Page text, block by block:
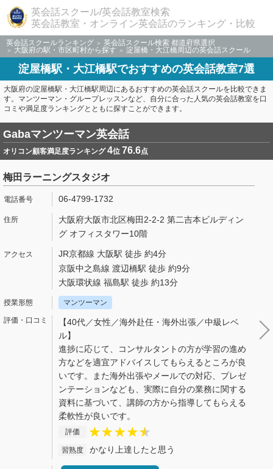
英会話スクール/英会話教室検索
英会話教室・オンライン英会話のランキング・比較
英会話スクールランキング
英会話スクール検索 都道府県選択
大阪府の駅・市区町村から探す
淀屋橋・大江橋周辺の英会話スクール
淀屋橋駅・大江橋駅でおすすめの英会話教室7選
大阪府の淀屋橋駅・大江橋駅周辺にあるおすすめの英会話スクールを比較できま
す。マンツーマン・グループレッスンなど、自分に合った人気の英会話教室を口
コミや満足度ランキングとともに探すことができます。
Gabaマンツーマン英会話
オリコン顧客満足度ランキング4位 76.6点
梅田ラーニングスタジオ
06-4799-1732
大阪府大阪市北区梅田2-2-2 第二吉本ビルディン
グ オフィスタワー10階
JR京都線 大阪駅 徒歩 約4分
京阪中之島線 渡辺橋駅 徒歩 約9分
大阪環状線 福島駅 徒歩 約13分
マンツーマン
【40代／女性／海外赴任・海外出張／中級レベ
ル】
進捗に応じて、コンサルタントの方が学習の進め
方などを適宜アドバイスしてもらえるところが良
いです。また海外出張やメールでの対応、プレゼ
ンテーションなども、実際に自分の業務に関する
資料に基づいて、講師の方から指導してもらえる
柔軟性が良いです。
評価
習熟度 かなり上達したと思う